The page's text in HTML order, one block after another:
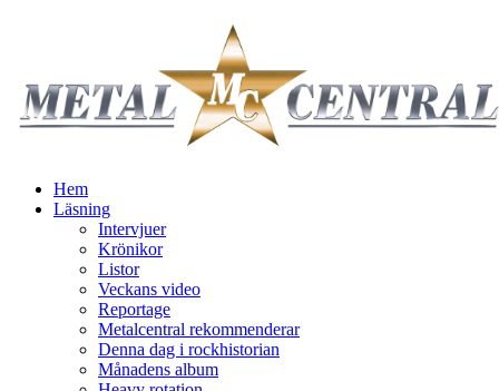
Hem
Läsning
Intervjuer
Krönikor
Listor
Veckans video
Reportage
Metalcentral rekommenderar
Denna dag i rockhistorian
Månadens album